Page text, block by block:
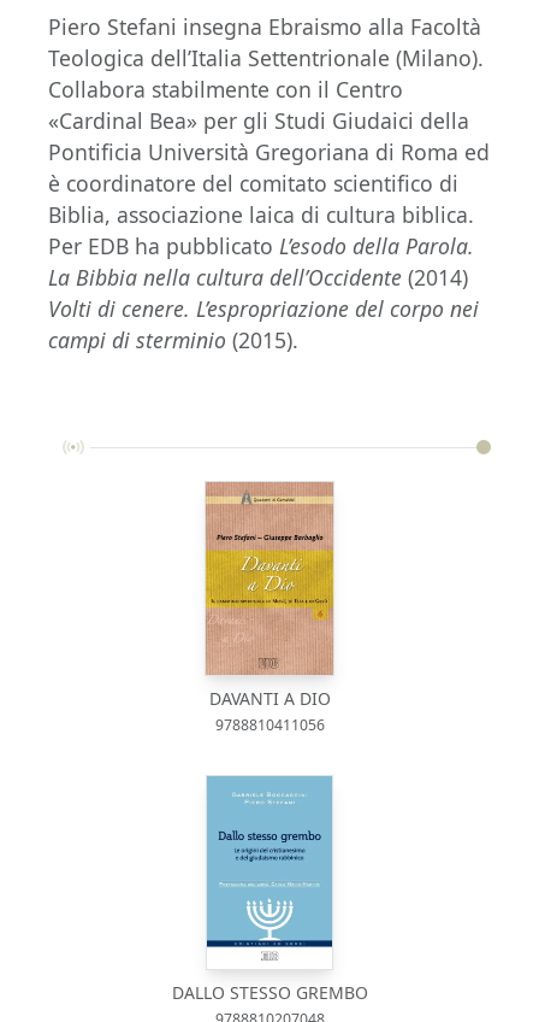
Piero Stefani insegna Ebraismo alla Facoltà
Teologica dell’Italia Settentrionale (Milano).
Collabora stabilmente con il Centro
«Cardinal Bea» per gli Studi Giudaici della
Pontificia Università Gregoriana di Roma ed
è coordinatore del comitato scientifico di
Biblia, associazione laica di cultura biblica.
Per EDB ha pubblicato L’esodo della Parola.
La Bibbia nella cultura dell’Occidente (2014)
Volti di cenere. L’espropriazione del corpo nei
campi di sterminio (2015).
DAVANTI A DIO
9788810411056
DALLO STESSO GREMBO